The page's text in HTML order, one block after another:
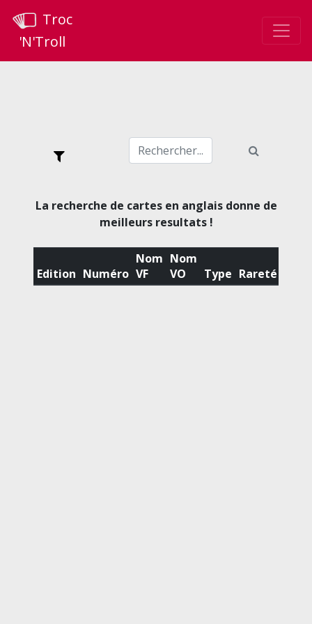
Troc
'N'Troll
La recherche de cartes en anglais donne de
meilleurs resultats !
Edition Numéro
Nom
VF
Nom
VO
Type Rareté